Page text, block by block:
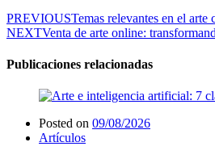
PREVIOUSTemas relevantes en el arte
NEXTVenta de arte online:
Publicaciones relacionadas
Posted on 09/08/2026
Artículos